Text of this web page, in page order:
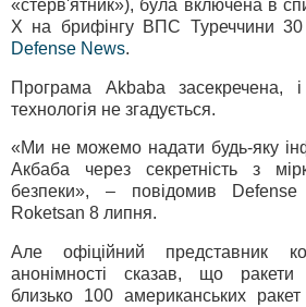
«стерв'ятник»), була включена в
X на брифінгу ВПС Туреччини 30
Defense News.
Програма Akbaba засекречена,
технологія не згадується.
«Ми не можемо надати будь-яку
Акбаба через секретність з
безпеки», – повідомив
Roketsan 8 липня.
Але офіційний представник
анонімності сказав, що ракети
близько 100 американських